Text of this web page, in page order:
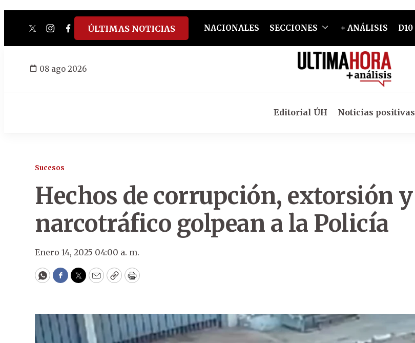
twitterinstagram
facebook
tiktokyoutube
spotify
ÚLTIMAS NOTICIAS NACIONALES SECCIONES + ANÁLISIS D10
08 ago 2026
Editorial ÚH Noticias positivas
Sucesos
Hechos de corrupción, extorsión y
narcotráfico golpean a la Policía
Enero 14, 2025 04:00 a. m.
WhatsApp
Facebook
Twitter
EmailCopyPrint